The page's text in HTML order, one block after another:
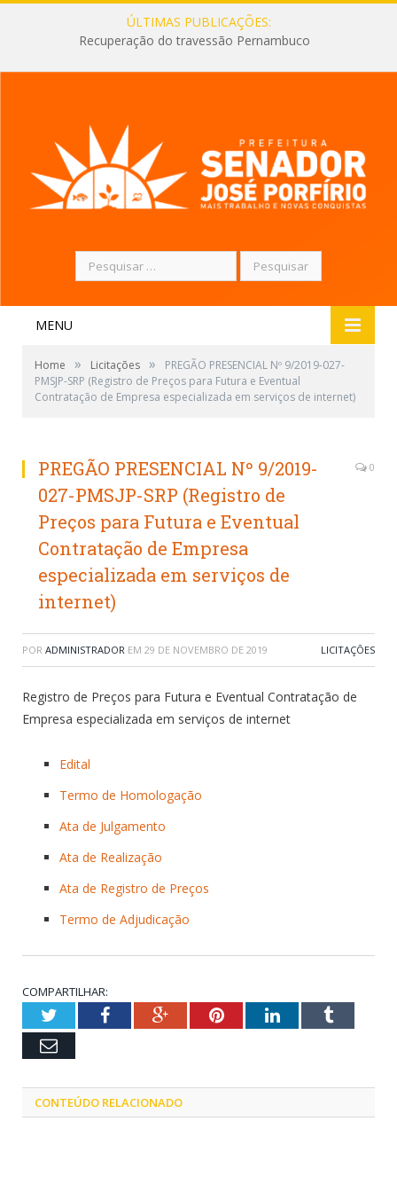
ÚLTIMAS PUBLICAÇÕES:
Recuperação do travessão Pernambuco
Pesquisar
por:
MENU
Home » Licitações »
PREGÃO PRESENCIAL Nº 9/2019-027-
PMSJP-SRP (Registro de Preços para Futura e Eventual
Contratação de Empresa especializada em serviços de internet)
PREGÃO PRESENCIAL Nº 9/2019-
027-PMSJP-SRP (Registro de
Preços para Futura e Eventual
Contratação de Empresa
especializada em serviços de
internet)
0
POR ADMINISTRADOR EM 29 DE NOVEMBRO DE 2019 LICITAÇÕES
Registro de Preços para Futura e Eventual Contratação de
Empresa especializada em serviços de internet
Edital
Termo de Homologação
Ata de Julgamento
Ata de Realização
Ata de Registro de Preços
Termo de Adjudicação
COMPARTILHAR:
TwitterFacebookGoogle+PinterestLinkedInTumblr
Email
CONTEÚDO RELACIONADO